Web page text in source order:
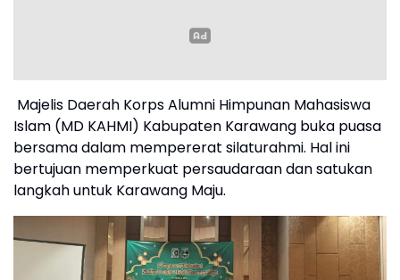
Majelis Daerah Korps Alumni Himpunan Mahasiswa
Islam (MD KAHMI) Kabupaten Karawang buka puasa
bersama dalam mempererat silaturahmi. Hal ini
bertujuan memperkuat persaudaraan dan satukan
langkah untuk Karawang Maju.